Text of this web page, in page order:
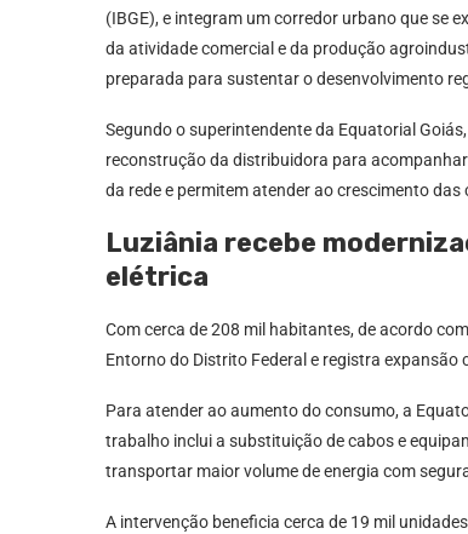
(IBGE), e integram um corredor urbano que se
da atividade comercial e da produção
preparada para sustentar o desenvolvimento
Segundo o superintendente da Equatorial
reconstrução da distribuidora para
da rede e permitem atender ao crescimento
Luziânia recebe
elétrica
Com cerca de 208 mil habitantes, de acordo
Entorno do Distrito Federal e registra
Para atender ao aumento do consumo, a
trabalho inclui a substituição de cabos e
transportar maior volume de energia com
A intervenção beneficia cerca de 19 mil